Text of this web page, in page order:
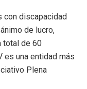
con discapacidad
de lucro,
total de 60
es una entidad más
Plena